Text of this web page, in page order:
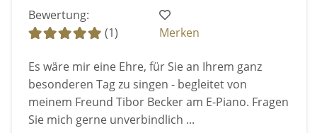
Bewertung:
(1)
Merken
Es wäre mir eine Ehre, für Sie an Ihrem ganz
besonderen Tag zu singen - begleitet von
meinem Freund Tibor Becker am E-Piano. Fragen
Sie mich gerne unverbindlich ...